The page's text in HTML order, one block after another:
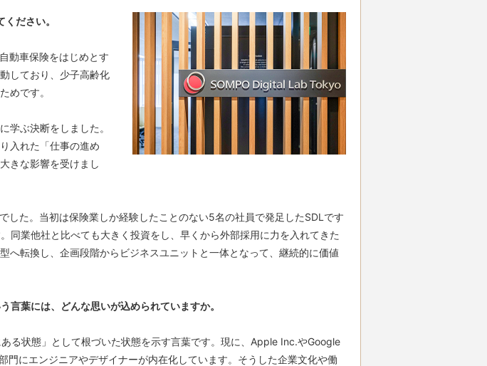
ださい。
動車保険をはじめとす
しており、少子高齢化
めです。
学ぶ決断をしました。
入れた「仕事の進め
きな影響を受けまし
た。当初は保険業しか経験したことのない5名の社員で発足したSDLです
業他社と比べても大きく投資をし、早くから外部採用に力を入れてきた
転換し、企画段階からビジネスユニットと一体となって、継続的に価値
葉には、どんな思いが込められていますか。
る状態」として根づいた状態を示す言葉です。現に、Apple Inc.やGoogle
にエンジニアやデザイナーが内在化しています。そうした企業文化や働